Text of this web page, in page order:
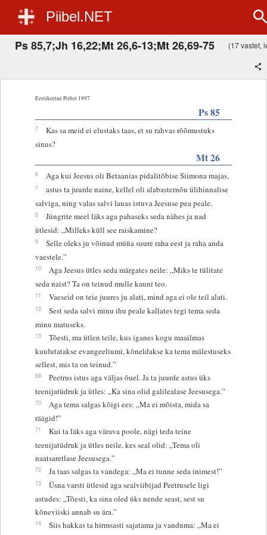
Piibel.NET
Ps 85,7;Jh 16,22;Mt 26,6-13;Mt 26,69-75 (17 vastet,
Eestikeelne Piibel 1997
Ps 85
7
Kas sa meid ei elustaks taas, et su rahvas rõõmustuks
sinus?
Mt 26
6 Aga kui Jeesus oli Betaanias pidalitõbise Siimona majas,
7
astus ta juurde naine, kellel oli alabasternõu ülihinnalise
salviga, ning valas salvi lauas istuva Jeesuse pea peale.
8
Jüngrite meel läks aga pahaseks seda nähes ja nad
ütlesid: „Milleks küll see raiskamine?
9
Selle oleks ju võinud müüa suure raha eest ja raha anda
vaestele.”
10
Aga Jeesus ütles seda märgates neile: „Miks te tülitate
seda naist? Ta on teinud mulle kauni teo.
11 Vaeseid on teie juures ju alati, mind aga ei ole teil alati.
12
Sest seda salvi minu ihu peale kallates tegi tema seda
minu matuseks.
13
Tõesti, ma ütlen teile, kus iganes kogu maailmas
kuulutatakse evangeeliumi, kõneldakse ka tema mälestuseks
sellest, mis ta on teinud.”
69
Peetrus istus aga väljas õuel. Ja ta juurde astus üks
teenijatüdruk ja ütles: „Ka sina olid galilealase Jeesusega.”
70
Aga tema salgas kõigi ees: „Ma ei mõista, mida sa
räägid!”
71
Kui ta läks aga värava poole, nägi teda teine
teenijatüdruk ja ütles neile, kes seal olid: „Tema oli
naatsaretlase Jeesusega.”
72 Ja taas salgas ta vandega: „Ma ei tunne seda inimest!”
73
Üsna varsti ütlesid aga sealviibijad Peetrusele ligi
astudes: „Tõesti, ka sina oled üks nende seast, sest su
kõneviiski annab su ära.”
74
Siis hakkas ta hirmsasti sajatama ja vanduma: „Ma ei